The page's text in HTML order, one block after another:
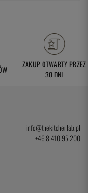
ZAKUP OTWARTY PRZEZ
30 DNI
info@thekitchenlab.pl
+46 8 410 95 200